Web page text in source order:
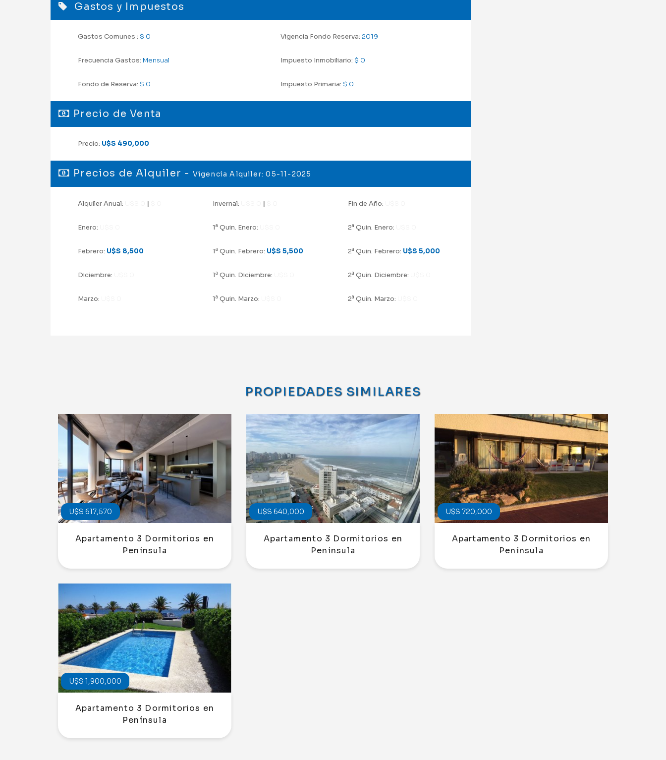
Gastos y Impuestos
Gastos Comunes : $ 0
Frecuencia Gastos: Mensual
Fondo de Reserva: $ 0
Vigencia Fondo Reserva: 2019
Impuesto Inmobiliario: $ 0
Impuesto Primaria: $ 0
Precio de Venta
Precio: U$S 490,000
Precios de Alquiler - Vigencia Alquiler: 05-11-2025
Alquiler Anual: |
Enero:
Febrero: U$S 8,500
Diciembre:
Marzo:
Invernal: |
1a Quin. Enero:
1a Quin. Febrero: U$S 5,500
1a Quin. Diciembre:
1a Quin. Marzo:
Fin de Año:
2a Quin. Enero:
2a Quin. Febrero: U$S 5,000
2a Quin. Diciembre:
2a Quin. Marzo:
PROPIEDADES SIMILARES
U$S 617,570
Apartamento 3 Dormitorios en
Península
U$S 640,000
Apartamento 3 Dormitorios en
Península
U$S 720,000
Apartamento 3 Dormitorios en
Península
U$S 1,900,000
Apartamento 3 Dormitorios en
Península